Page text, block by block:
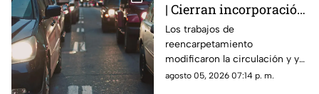
| Cierran incorporación
hacia la carretera 57;
esta es la zona afectada
Los trabajos de
reencarpetamiento
modificaron la circulación y ya
generan carga vehicular en el
agosto 05, 2026 07:14 p. m.